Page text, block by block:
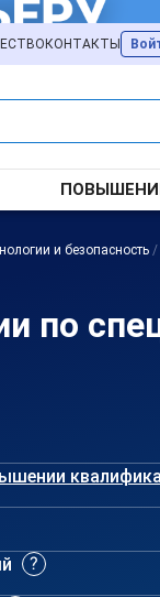
КОНТАКТЫ
и безопасность /
по